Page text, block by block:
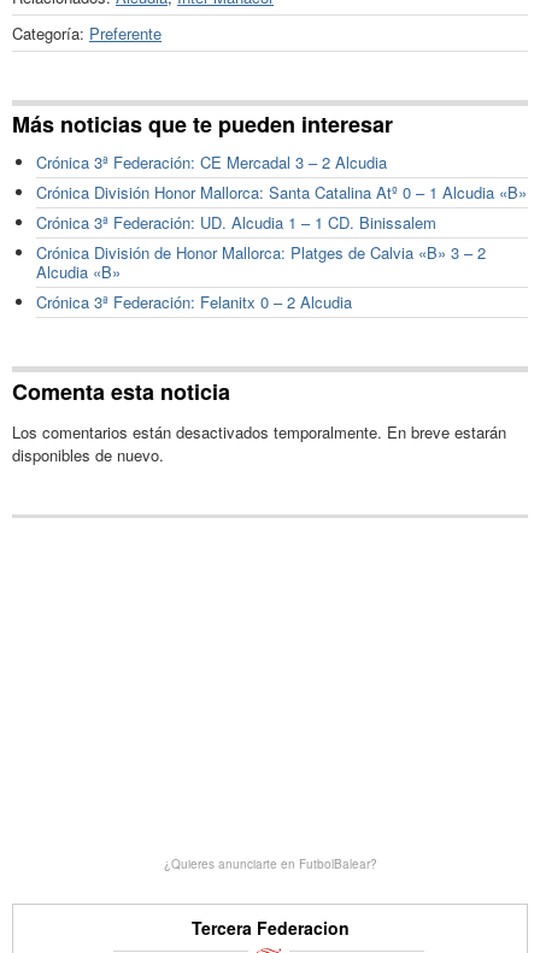
Categoría: Preferente
Más noticias que te pueden interesar
Crónica 3ª Federación: CE Mercadal 3 – 2 Alcudia
Crónica División Honor Mallorca: Santa Catalina Atº 0 – 1 Alcudia «B»
Crónica 3ª Federación: UD. Alcudia 1 – 1 CD. Binissalem
Crónica División de Honor Mallorca: Platges de Calvia «B» 3 – 2
Alcudia «B»
Crónica 3ª Federación: Felanitx 0 – 2 Alcudia
Comenta esta noticia
Los comentarios están desactivados temporalmente. En breve estarán
disponibles de nuevo.
¿Quieres anunciarte en FutbolBalear?
Tercera Federacion